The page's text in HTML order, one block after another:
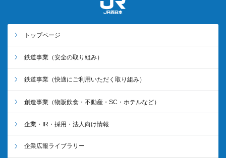
トップページ
鉄道事業 （安全の取り組み）
鉄道事業 （快適にご利用いただく取り組み）
創造事業 （物販飲食・不動産・SC・ホテルなど）
企業・IR・採用・法人向け情報
企業広報ライブラリー